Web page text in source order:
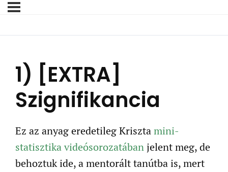
1) [EXTRA]
Szignifikancia
Ez az anyag eredetileg Krisztamini-
statisztika videósorozatában jelent meg, de
behoztuk ide, a mentorált tanútba is, mert